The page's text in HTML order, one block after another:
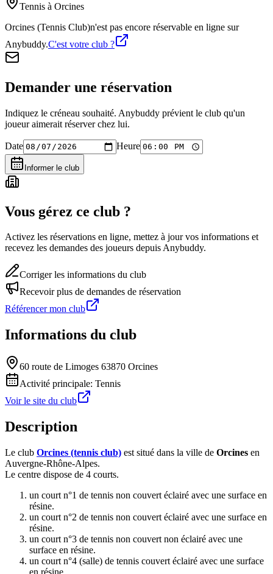
Tennis à Orcines
Orcines (Tennis Club)n'est pas encore réservable en ligne sur
Anybuddy.C'est votre club ?
Demander une réservation
Indiquez le créneau souhaité. Anybuddy prévient le club qu'un
joueur aimerait réserver chez lui.
Date Heure
Informer le club
Vous gérez ce club ?
Activez les réservations en ligne, mettez à jour vos informations et
recevez les demandes des joueurs depuis Anybuddy.
Corriger les informations du club
Recevoir plus de demandes de réservation
Référencer mon club
Informations du club
60 route de Limoges 63870 Orcines
Activité principale: Tennis
Voir le site du club
Description
Le club Orcines (tennis club) est situé dans la ville de Orcines en
Auvergne-Rhône-Alpes.
Le centre dispose de 4 courts.
un court n°1 de tennis non couvert éclairé avec une surface en
résine.
un court n°2 de tennis non couvert éclairé avec une surface en
résine.
un court n°3 de tennis non couvert non éclairé avec une
surface en résine.
un court n°4 (salle) de tennis couvert éclairé avec une surface
en résine.